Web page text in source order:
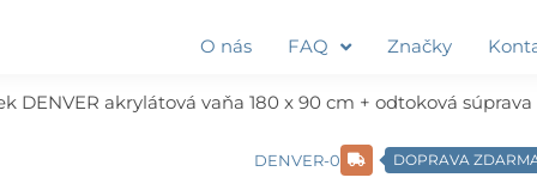
O nás FAQ Značky
DENVER akrylátová vaňa 180 x 90 cm + odtoková
DENVER-0 DOPRAVA